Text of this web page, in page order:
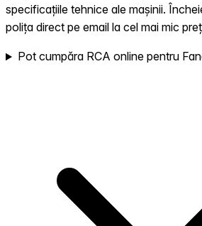
specificațiile tehnice ale mașinii.
polița direct pe email la cel mai mic
Pot cumpăra RCA online pentru